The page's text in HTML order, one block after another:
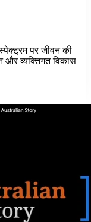
पर जीवन की
और व्यक्तिगत विकास